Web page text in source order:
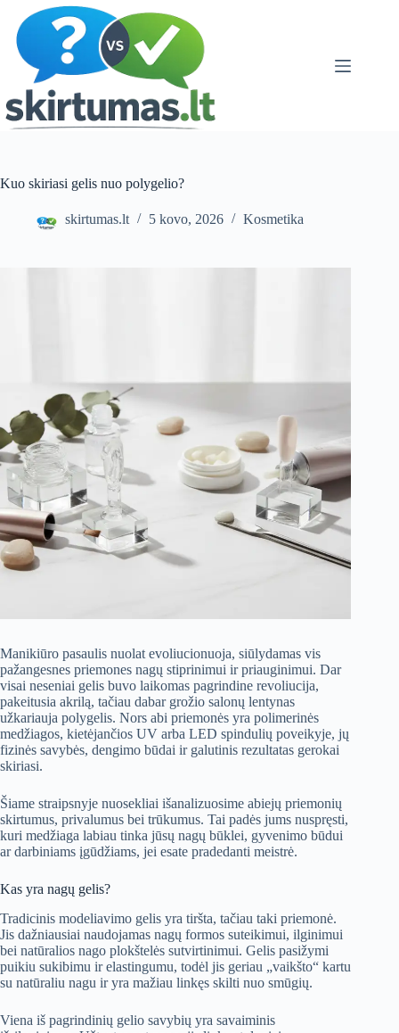
content
Kuo skiriasi gelis nuo polygelio?
skirtumas.lt 5 kovo, 2026 Kosmetika
Manikiūro pasaulis nuolat evoliucionuoja, siūlydamas vis
pažangesnes priemones nagų stiprinimui ir priauginimui. Dar
visai neseniai gelis buvo laikomas pagrindine revoliucija,
pakeitusia akrilą, tačiau dabar grožio salonų lentynas
užkariauja polygelis. Nors abi priemonės yra polimerinės
medžiagos, kietėjančios UV arba LED spindulių poveikyje, jų
fizinės savybės, dengimo būdai ir galutinis rezultatas gerokai
skiriasi.
Šiame straipsnyje nuosekliai išanalizuosime abiejų priemonių
skirtumus, privalumus bei trūkumus. Tai padės jums nuspręsti,
kuri medžiaga labiau tinka jūsų nagų būklei, gyvenimo būdui
ar darbiniams įgūdžiams, jei esate pradedanti meistrė.
Kas yra nagų gelis?
Tradicinis modeliavimo gelis yra tiršta, tačiau taki priemonė.
Jis dažniausiai naudojamas nagų formos suteikimui, ilginimui
bei natūralios nago plokštelės sutvirtinimui. Gelis pasižymi
puikiu sukibimu ir elastingumu, todėl jis geriau „vaikšto“ kartu
su natūraliu nagu ir yra mažiau linkęs skilti nuo smūgių.
Viena iš pagrindinių gelio savybių yra savaiminis